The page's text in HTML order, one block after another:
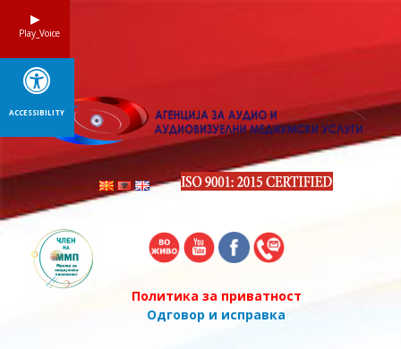
Политика за приватност
Одговор и исправка
Play_Voice
ACCESSIBILITY